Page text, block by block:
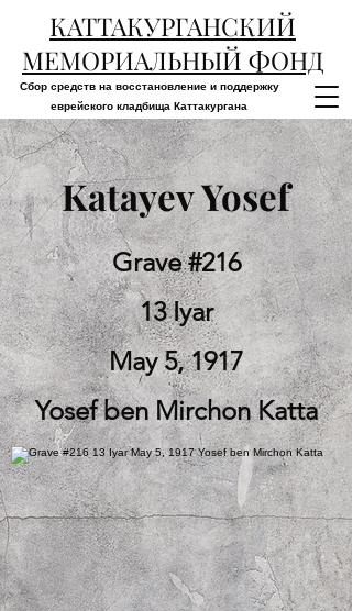
КАТТАКУРГАНСКИЙ
МЕМОРИАЛЬНЫЙ ФОНД
Сбор средств на восстановление и поддержку
еврейского кладбища Каттакургана
Katayev Yosef
Grave #216
13 Iyar
May 5, 1917
Yosef ben Mirchon Katta